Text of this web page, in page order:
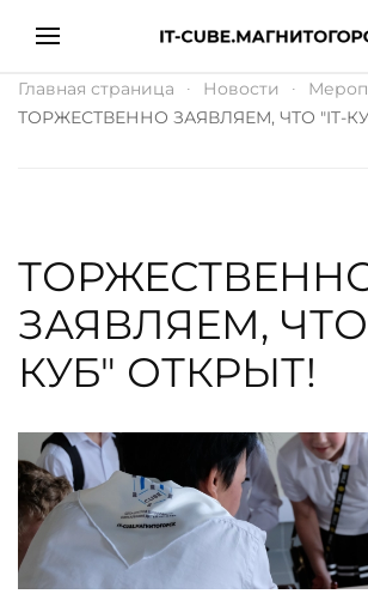
Главная страница Новости
ТОРЖЕСТВЕННО ЗАЯВЛЯЕМ, ЧТО "IT-
ЗАЯВЛЯЕМ, ЧТО
КУБ" ОТКРЫТ!